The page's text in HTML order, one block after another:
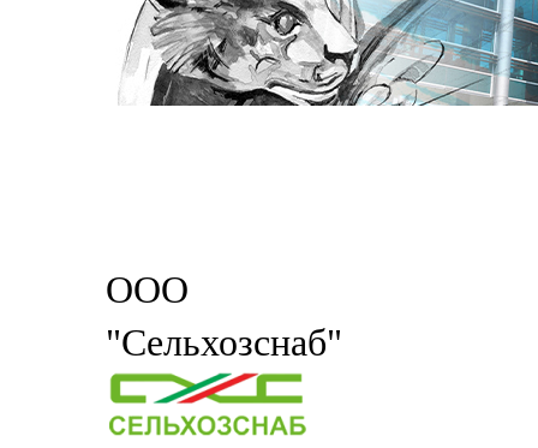
ООО
"Сельхозснаб"